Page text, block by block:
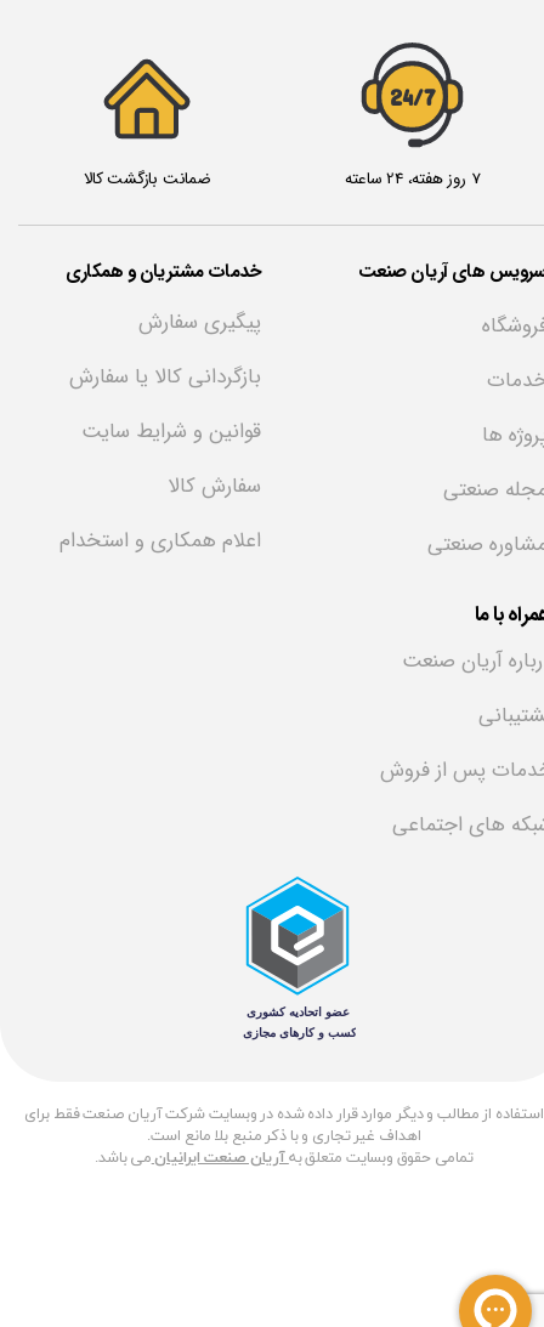
​استفاده از مطالب و دیگر موارد قرار داده شده در وبسایت شرکت آریان صنعت فقط برای
اهداف غیر تجاری و با ذکر منبع بلا مانع است.
تمامی حقوق وبسایت متعلق بهآریان صنعت ایرانیانمی باشد.
7 روز هفته، 24 ساعته ضمانت بازگشت کالا
های آریان صنعت خدمات مشتریان و همکاری
با ما
ها
صنعتی
صنعتی
پیگیری سفارش
بازگردانی کالا یا سفارش
قوانین و شرایط سایت
سفارش کالا
اعلام همکاری و استخدام
آریان صنعت
پس از فروش
های اجتماعی
24/7